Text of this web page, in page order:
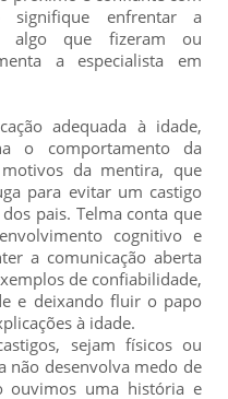
enfrentar a
algo que fizeram ou
a especialista em
adequada à idade,
o comportamento da
da mentira, que
para evitar um castigo
pais. Telma conta que
cognitivo e
a comunicação aberta
de confiabilidade,
e deixando fluir o papo
à idade.
sejam físicos ou
não desenvolva medo de
ouvimos uma história e